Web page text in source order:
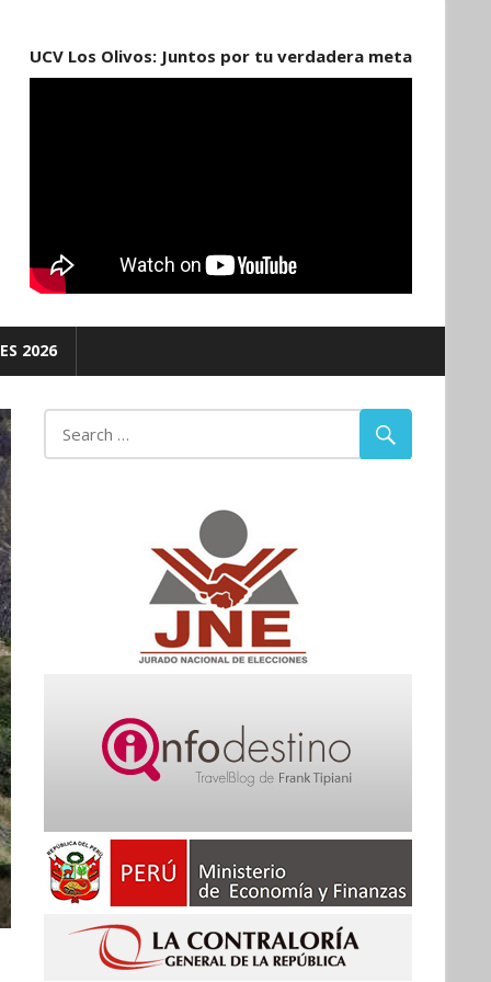
UCV Los Olivos: Juntos por tu verdadera meta
2026